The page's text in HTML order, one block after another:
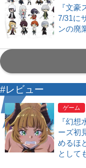
『文
7/31に
ンの廃
#レビュー
ゲーム
『幻
ーズ初
めるほ
として